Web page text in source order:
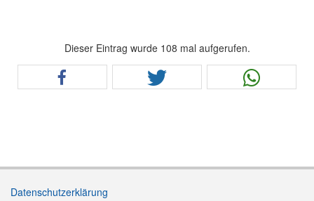
Dieser Eintrag wurde 108 mal aufgerufen.
Datenschutzerklärung